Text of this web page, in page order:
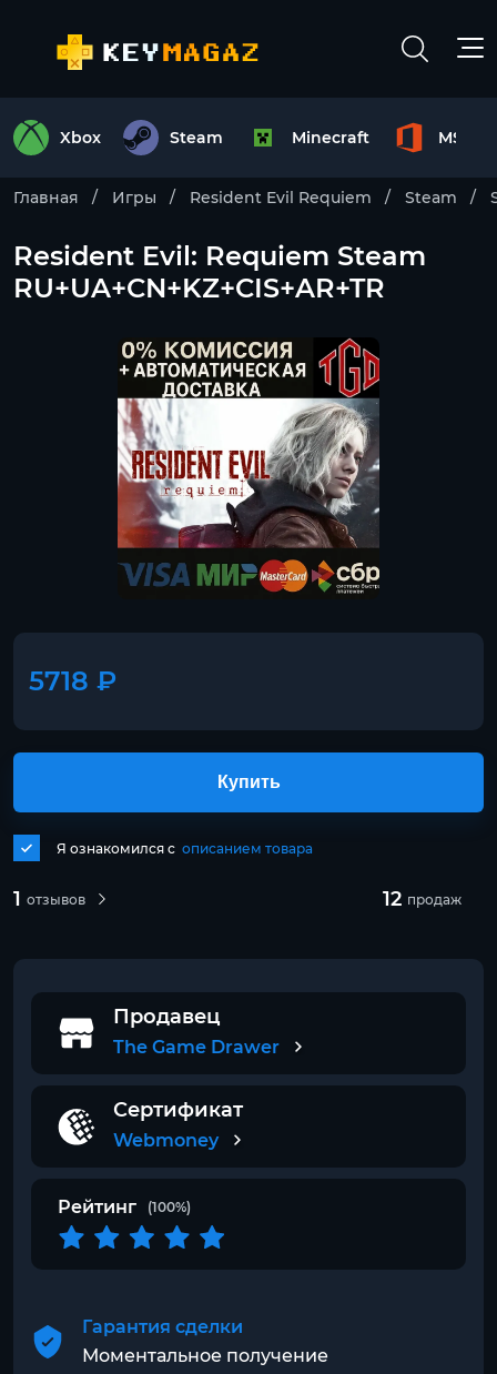
Xbox Steam Minecraft MS
Главная Игры Resident Evil Requiem Steam
Resident Evil: Requiem Steam
RU+UA+CN+KZ+CIS+AR+TR
5718 ₽
1 отзывов 12 продаж
Я ознакомился с описанием товара
Купить
Продавец
The Game Drawer
Сертификат
Webmoney
Рейтинг (100%)
Гарантия сделки
Моментальное получение